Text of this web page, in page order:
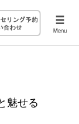
魅せる